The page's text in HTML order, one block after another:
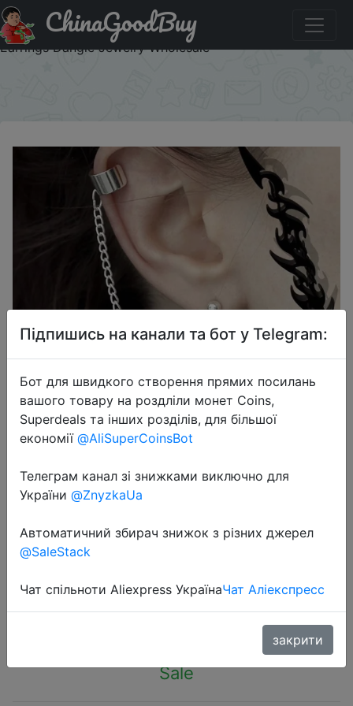
Акція на Gothic Punk Skull Grunge Stud Earrings for
Women 2021 Trend Korean Style Asymmetric Clip on
Earrings Dangle Jewelry Wholesale
ChinaGoodBuy
Gothic Punk Skull Grunge Stud
Earrings for Women 2021 Trend
Korean Style Asymmetric Clip on
Earrings Dangle Jewelry Wholesale
$0.88
Sale
Підпишись на канали та бот у Telegram:
Бот для швидкого створення прямих посилань
вашого товару на роздліли монет Coins,
Superdeals та інших розділів, для більшої
економії @AliSuperCoinsBot
Телеграм канал зі знижками виключно для
України @ZnyzkaUa
Автоматичний збирач знижок з різних джерел
@SaleStack
Чат спільноти Aliexpress УкраїнаЧат Аліекспресс
закрити